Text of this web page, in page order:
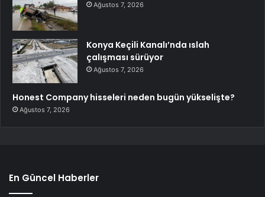
Ağustos 7, 2026
Konya Keçili Kanalı’nda ıslah
çalışması sürüyor
Ağustos 7, 2026
Honest Company hisseleri neden bugün yükselişte?
Ağustos 7, 2026
En Güncel Haberler